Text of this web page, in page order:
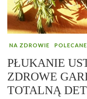
NA ZDROWIE POLECANE
PŁUKANIE
ZDROWE
TOTALNĄ